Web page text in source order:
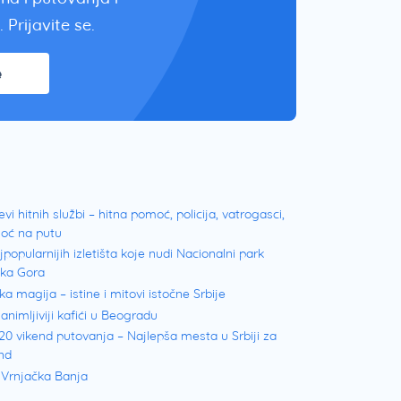
Prijavite se.
hitnih službi – hitna pomoć, policija, vatrogasci,
na putu
izletišta koje nudi Nacionalni park
Gora
magija – istine i mitovi istočne Srbije
kafići u Beogradu
vikend putovanja – Najlepša mesta u Srbiji za
Banja